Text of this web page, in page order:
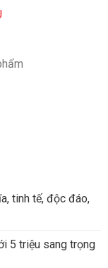
tinh tế, độc đáo,
5 triệu sang trọng